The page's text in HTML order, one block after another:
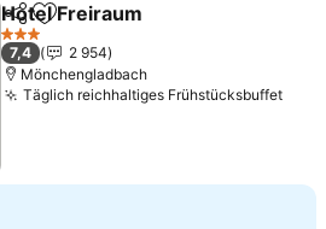
TeilenZu Favoriten hinzufügen
Hotel Freiraum
3 Sterne
7,4
2 954
Mönchengladbach
Täglich reichhaltiges Frühstücksbuffet